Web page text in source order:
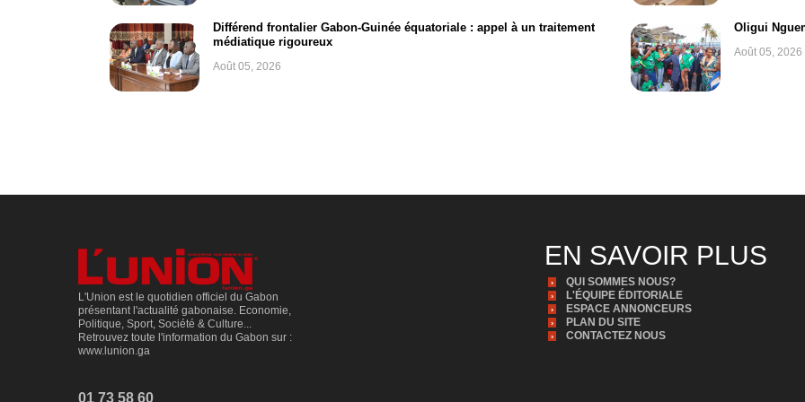
Différend frontalier Gabon-Guinée équatoriale : appel à un traitement
médiatique rigoureux
Août 05, 2026
Oligui
Août 05, 2026
L'Union est le quotidien officiel du Gabon
présentant l'actualité gabonaise. Economie,
Politique, Sport, Société & Culture...
Retrouvez toute l'information du Gabon sur :
www.lunion.ga
01 73 58 60
EN SAVOIR PLUS
QUI SOMMES NOUS?
L'ÉQUIPE ÉDITORIALE
ESPACE ANNONCEURS
PLAN DU SITE
CONTACTEZ NOUS